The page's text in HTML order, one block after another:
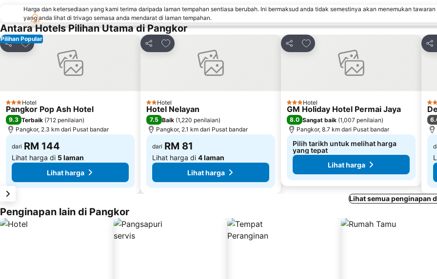
Harga dan ketersediaan yang kami terima daripada laman tempahan sentiasa berubah. Ini bermaksud anda tidak semestinya akan menemukan tawaran
yang anda lihat di trivago semasa anda mendarat di laman tempahan.
Antara Hotels Pilihan Utama di Pangkor
Pilihan Popular
Kongsi
Tambah ke favorit
3 Bintang
Hotel
Pangkor Pop Ash Hotel
9.3 Terbaik (712 penilaian)
Pangkor, 2.3 km dari Pusat bandar
dari RM 144
Lihat harga di 5 laman
Lihat harga
Kongsi
Tambah ke favorit
2 Bintang
Hotel
Hotel Nelayan
7.5 Baik (1,220 penilaian)
Pangkor, 2.1 km dari Pusat bandar
dari RM 81
Lihat harga di 4 laman
Lihat harga
Kongsi
Tambah ke favorit
3 Bintang
Hotel
GM Holiday Hotel Permai Jaya
8.0 Sangat baik (1,007 penilaian)
Pangkor, 8.7 km dari Pusat bandar
Pilih tarikh untuk melihat harga
yang tepat
Lihat harga
2
Lihat semua penginapan
Penginapan lain di Pangkor